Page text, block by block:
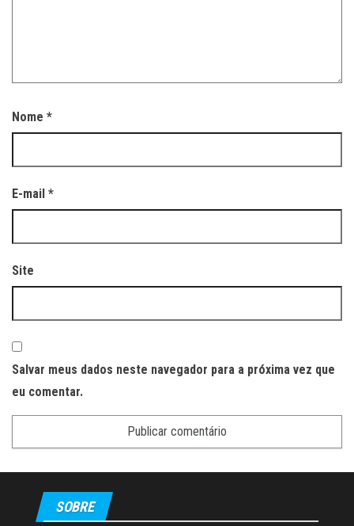
Nome *
E-mail *
Site
Salvar meus dados neste navegador para a próxima vez que
eu comentar.
SOBRE